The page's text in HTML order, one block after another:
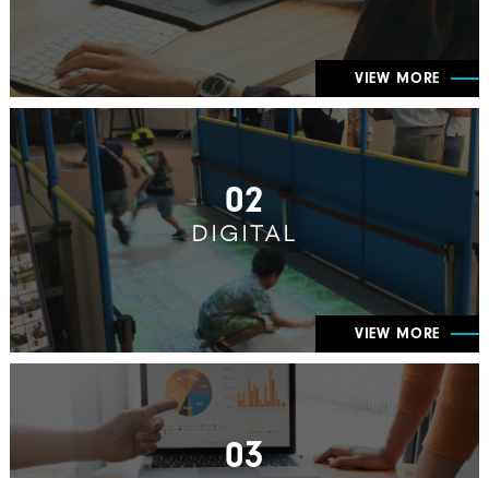
VIEW MORE
02
DIGITAL
VIEW MORE
03